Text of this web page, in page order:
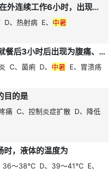
患者男性，38岁，炎热夏天，在外连续工作6小时，出现剧烈头痛、头晕、眼花、耳鸣、呕吐、烦躁不安等症状，体温不高。考虑为
、热射病 E、 中暑
某施工队10余人，中午在食堂就餐后3小时后出现为腹痛、腹泻、呕吐等症状，并伴有恶心、呕吐，呕吐物为食用的食物。送至急诊就诊，最有可能是
C、菌痢 D、 中暑 E、胃溃疡
目的是
痛 C、控制炎症扩散 D、降低
时，液体的温度为
～38℃ D、39～41℃ E、